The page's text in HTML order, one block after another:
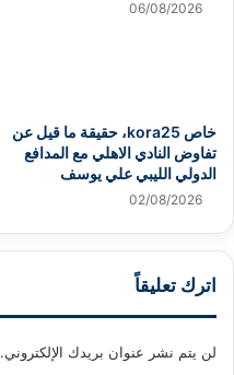
06/08/2026
خاص kora25، حقيقة ما قيل عن
تفاوض النادي الاهلي مع المدافع
الدولي الليبي علي يوسف
02/08/2026
اترك تعليقاً
لن يتم نشر عنوان بريدك الإلكتروني.